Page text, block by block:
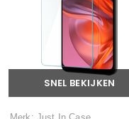
SNEL BEKIJKEN